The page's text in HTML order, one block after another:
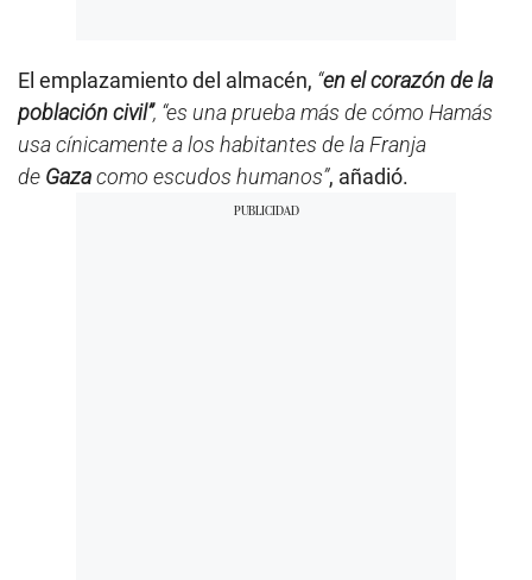
El emplazamiento del almacén, “en el corazón de la
población civil”, “es una prueba más de cómo Hamás
usa cínicamente a los habitantes de la Franja
de Gazacomo escudos humanos”, añadió.